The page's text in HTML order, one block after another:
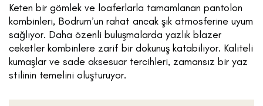
Keten bir gömlek ve loaferlarla tamamlanan pantolon
kombinleri, Bodrum’un rahat ancak şık atmosferine uyum
sağlıyor. Daha özenli buluşmalarda yazlık blazer
ceketler kombinlere zarif bir dokunuş katabiliyor. Kaliteli
kumaşlar ve sade aksesuar tercihleri, zamansız bir yaz
stilinin temelini oluşturuyor.